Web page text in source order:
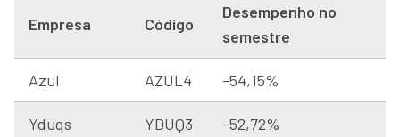
Empresa Código
Desempenho no
semestre
Azul AZUL4 -54,15%
Yduqs YDUQ3 -52,72%